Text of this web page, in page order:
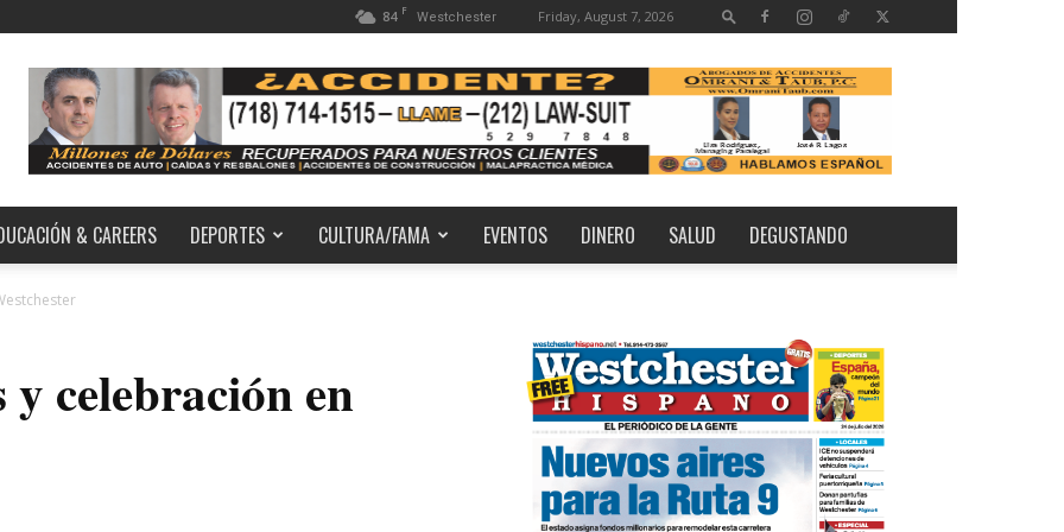
84 F Westchester Friday, August 7, 2026
& CAREERS DEPORTES CULTURA/FAMA EVENTOS DINERO SALUD DEGUSTANDO
celebración en